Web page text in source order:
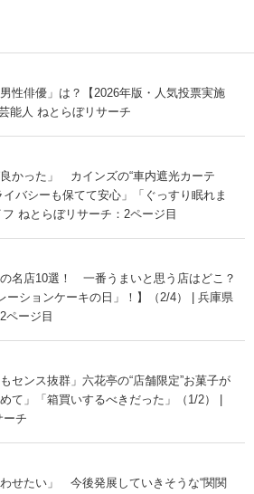
性俳優」は？【2026年版・人気投票実施
能人 ねとらぼリサーチ
良かった」 カインズの“車内遮光カーテ
バシーも保てて安心」「ぐっすり眠れま
ねとらぼリサーチ：2ページ目
名店10選！ 一番うまいと思う店はどこ？
ーションケーキの日」！】（2/4） | 兵庫県
ページ目
センス抜群」六花亭の“店舗限定”お菓子が
て」「箱買いするべきだった」（1/2） |
ーチ
わせたい」 今後発展していきそうな“関関